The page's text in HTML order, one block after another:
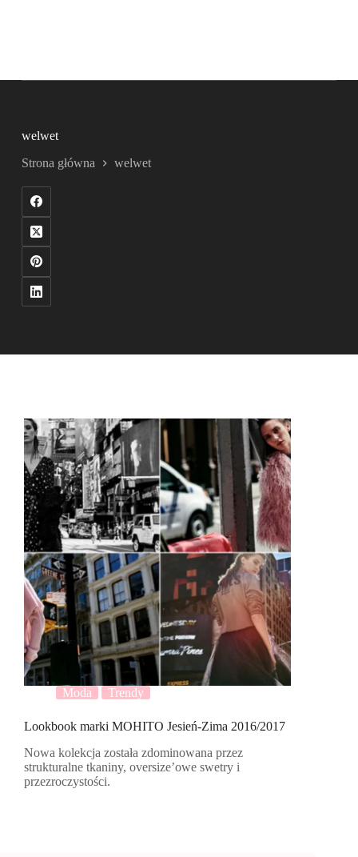
welwet
Strona główna welwet
Moda Trendy
Lookbook marki MOHITO Jesień-Zima 2016/2017
Nowa kolekcja została zdominowana przez
strukturalne tkaniny, oversize’owe swetry i
przezroczystości.